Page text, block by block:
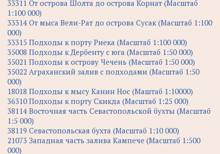
33311 От острова Шолта до острова Корнат (Масштаб
1:100 000)
33314 От мыса Вели-Рат до острова Сусак (Масштаб 1:100
000)
33315 Подходы к порту Риека (Масштаб 1:100 000)
35008 Подходы к Дербенту с юга (Масштаб 1:50 000)
35021 Подходы к острову Чечень (Масштаб 1:50 000)
35022 Аграханский залив с подходами (Масштаб 1:50
000)
18018 Подходы к мысу Канин Нос (Маштаб 1:10000)
36310 Подходы к порту Скикда (Масштаб 1:25 000)
38114 Восточная часть Севастопольской бухты (Масштаб
1:5 000)
38119 Севастопольская бухта (Масштаб 1:10 000)
21073 Западная часть залива Кампече (Масштаб 1:500
000)